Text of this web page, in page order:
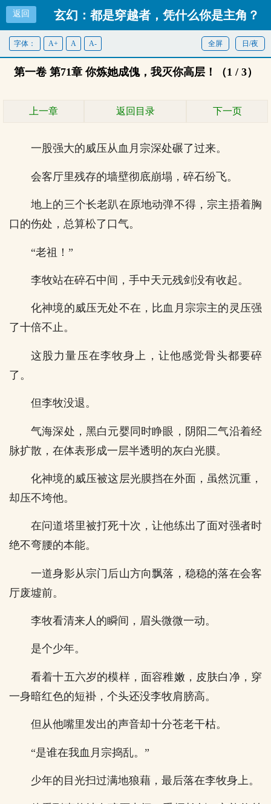
返回 玄幻：都是穿越者，凭什么你是主角？
首页
日/夜
全屏
字体： A+ A A-
第一卷 第71章 你炼她成傀，我灭你高层！（1 / 3）
上一章 返回目录 下一页
一股强大的威压从血月宗深处碾了过来。
会客厅里残存的墙壁彻底崩塌，碎石纷飞。
地上的三个长老趴在原地动弹不得，宗主捂着胸
口的伤处，总算松了口气。
“老祖！”
李牧站在碎石中间，手中天元残剑没有收起。
化神境的威压无处不在，比血月宗宗主的灵压强
了十倍不止。
这股力量压在李牧身上，让他感觉骨头都要碎
了。
但李牧没退。
气海深处，黑白元婴同时睁眼，阴阳二气沿着经
脉扩散，在体表形成一层半透明的灰白光膜。
化神境的威压被这层光膜挡在外面，虽然沉重，
却压不垮他。
在问道塔里被打死十次，让他练出了面对强者时
绝不弯腰的本能。
一道身影从宗门后山方向飘落，稳稳的落在会客
厅废墟前。
李牧看清来人的瞬间，眉头微微一动。
是个少年。
看着十五六岁的模样，面容稚嫩，皮肤白净，穿
一身暗红色的短褂，个头还没李牧肩膀高。
但从他嘴里发出的声音却十分苍老干枯。
“是谁在我血月宗捣乱。”
少年的目光扫过满地狼藉，最后落在李牧身上。